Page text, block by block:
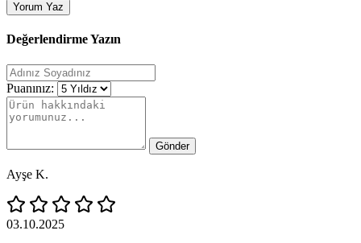
Yorum Yaz
Değerlendirme Yazın
Puanınız:
Gönder
Ayşe K.
03.10.2025